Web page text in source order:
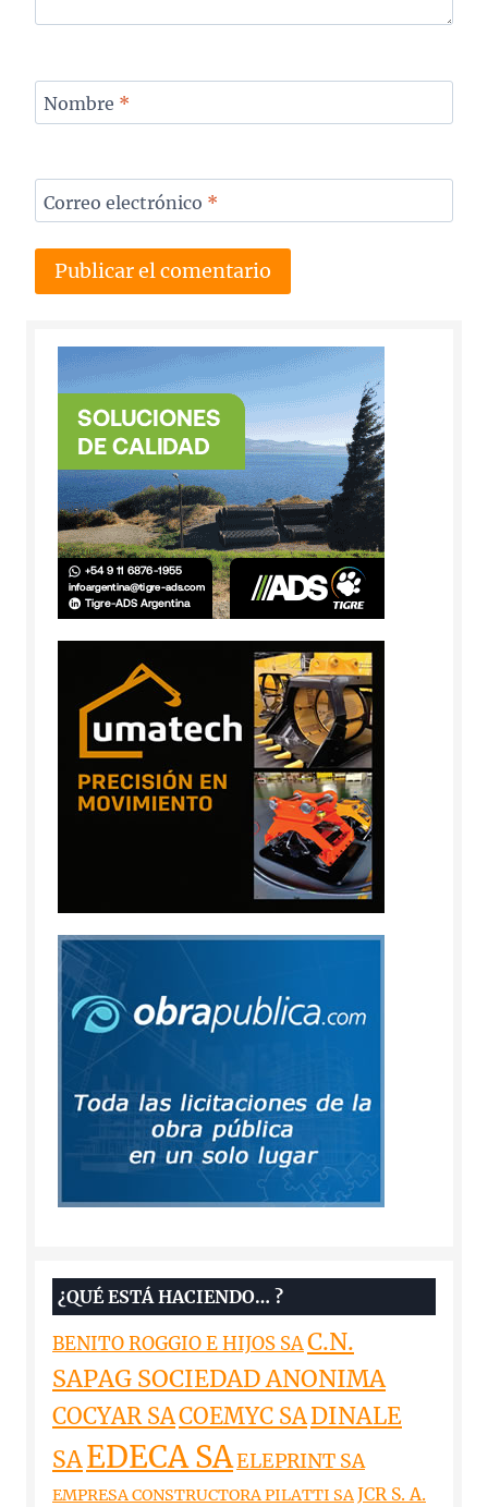
Nombre *
Correo electrónico *
¿QUÉ ESTÁ HACIENDO… ?
BENITO ROGGIO E HIJOS SAC.N.
SAPAG SOCIEDAD ANONIMA
COCYAR SACOEMYC SADINALE
SAEDECA SAELEPRINT SA
EMPRESA CONSTRUCTORA PILATTI SAJCR S. A.